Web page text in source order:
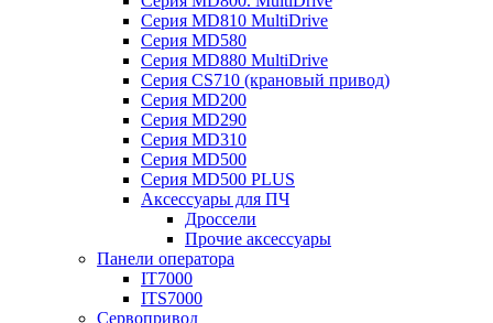
Серия MD810 MultiDrive
Серия MD580
Серия MD880 MultiDrive
Серия CS710 (крановый привод)
Серия MD200
Серия MD290
Серия MD310
Серия MD500
Серия MD500 PLUS
Аксессуары для ПЧ
Дроссели
Прочие аксессуары
Панели оператора
IT7000
ITS7000
Сервопривод